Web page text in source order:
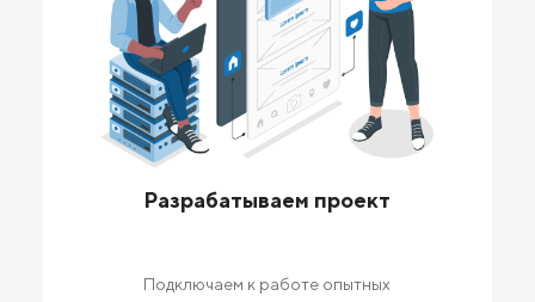
Разрабатываем проект
Подключаем к работе опытных